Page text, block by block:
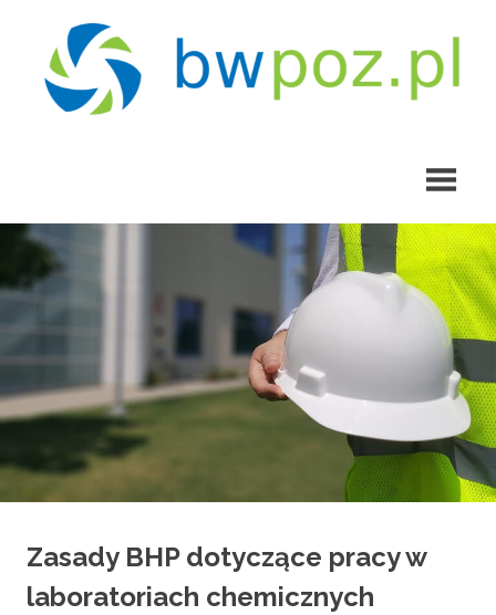
content
Zasady BHP dotyczące pracy w
laboratoriach chemicznych